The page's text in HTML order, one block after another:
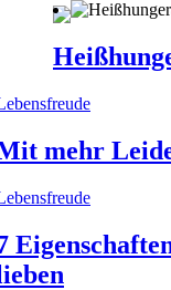
mehr